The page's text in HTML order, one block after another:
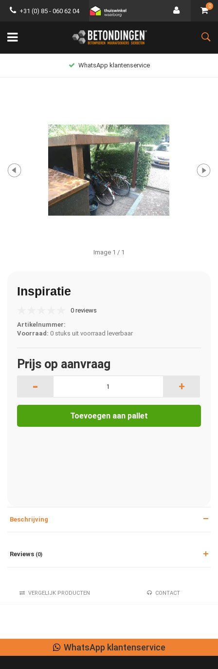
+31 (0) 85 - 060 62 04
0
WhatsApp klantenservice
Image 1 / 1
Inspiratie
0 reviews
Artikelnummer:
Voorraad: 0 stuks uit voorraad leverbaar
Prijs op aanvraag
- +
Toevoegen aan pallet
Beschrijving
Reviews (0)
VERGELIJK PRODUCTEN CONTACT
WhatsApp klantenservice